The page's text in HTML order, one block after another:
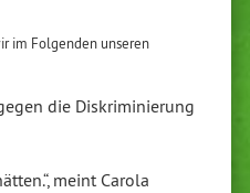
im Folgenden unseren
die Diskriminierung
meint Carola